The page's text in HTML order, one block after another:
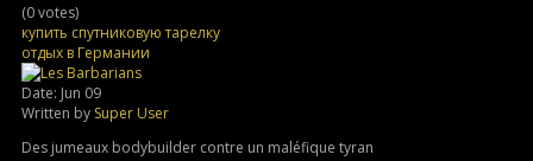
(0 votes)
купить спутниковую тарелку
отдых в Германии
Date: Jun 09
Written by Super User
Des jumeaux bodybuilder contre un maléfique tyran